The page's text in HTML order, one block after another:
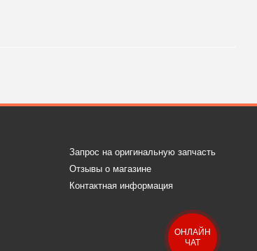
Запрос на оригинальную запчасть
Отзывы о магазине
Контактная информация
ОНЛАЙН
ЧАТ